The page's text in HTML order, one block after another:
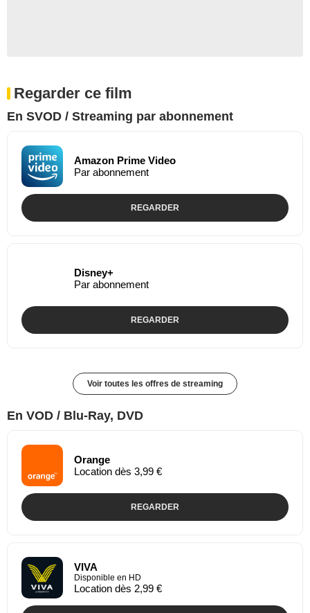
Regarder ce film
En SVOD / Streaming par abonnement
Amazon Prime Video
Par abonnement
REGARDER
Disney+
Par abonnement
REGARDER
Voir toutes les offres de streaming
En VOD / Blu-Ray, DVD
Orange
Location dès 3,99 €
REGARDER
VIVA
Disponible en HD
Location dès 2,99 €